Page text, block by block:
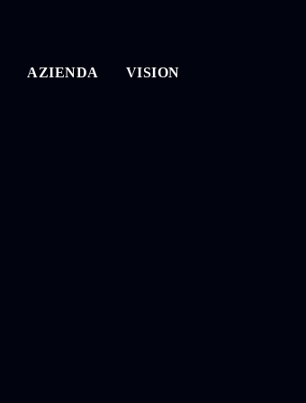
AZIENDA VISION